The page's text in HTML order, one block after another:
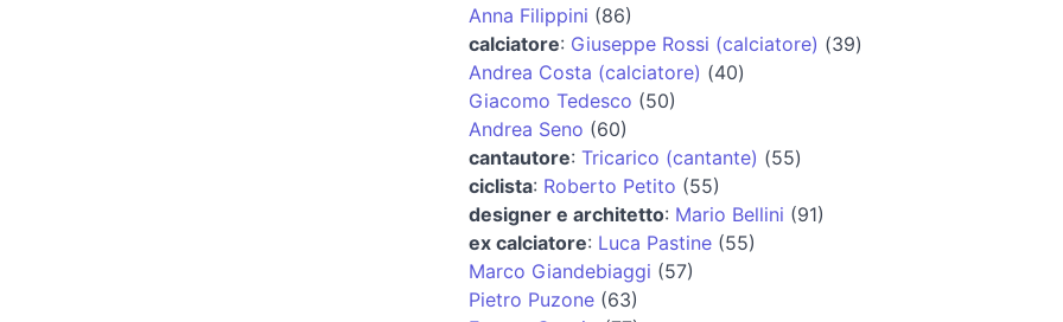
Anna Filippini (86)
calciatore: Giuseppe Rossi (calciatore) (39)
Andrea Costa (calciatore) (40)
Giacomo Tedesco (50)
Andrea Seno (60)
cantautore: Tricarico (cantante) (55)
ciclista: Roberto Petito (55)
designer e architetto: Mario Bellini (91)
ex calciatore: Luca Pastine (55)
Marco Giandebiaggi (57)
Pietro Puzone (63)